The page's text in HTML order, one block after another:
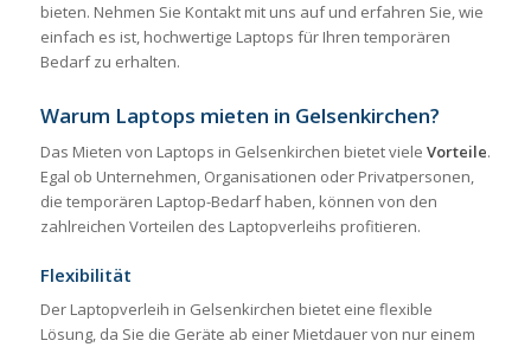
bieten. Nehmen Sie Kontakt mit uns auf und erfahren Sie, wie
einfach es ist, hochwertige Laptops für Ihren temporären
Bedarf zu erhalten.
Warum Laptops mieten in Gelsenkirchen?
Das Mieten von Laptops in Gelsenkirchen bietet viele Vorteile.
Egal ob Unternehmen, Organisationen oder Privatpersonen,
die temporären Laptop-Bedarf haben, können von den
zahlreichen Vorteilen des Laptopverleihs profitieren.
Flexibilität
Der Laptopverleih in Gelsenkirchen bietet eine flexible
Lösung, da Sie die Geräte ab einer Mietdauer von nur einem